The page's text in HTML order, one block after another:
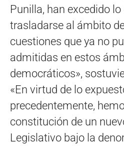
Punilla, han excedido
trasladarse al ámbito
cuestiones que ya no
admitidas en estos
democráticos»,
«En virtud de lo
precedentemente,
constitución de un
Legislativo bajo la